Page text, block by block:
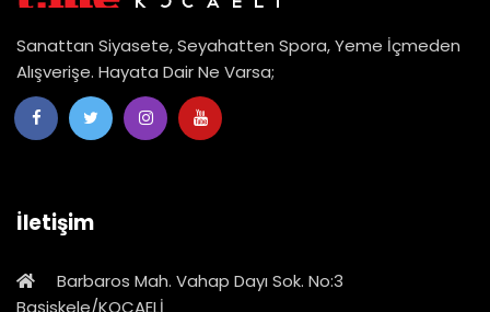
Sanattan Siyasete, Seyahatten Spora, Yeme İçmeden
Alışverişe. Hayata Dair Ne Varsa;
İletişim
Barbaros Mah. Vahap Dayı Sok. No:3